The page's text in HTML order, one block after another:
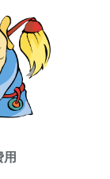
用